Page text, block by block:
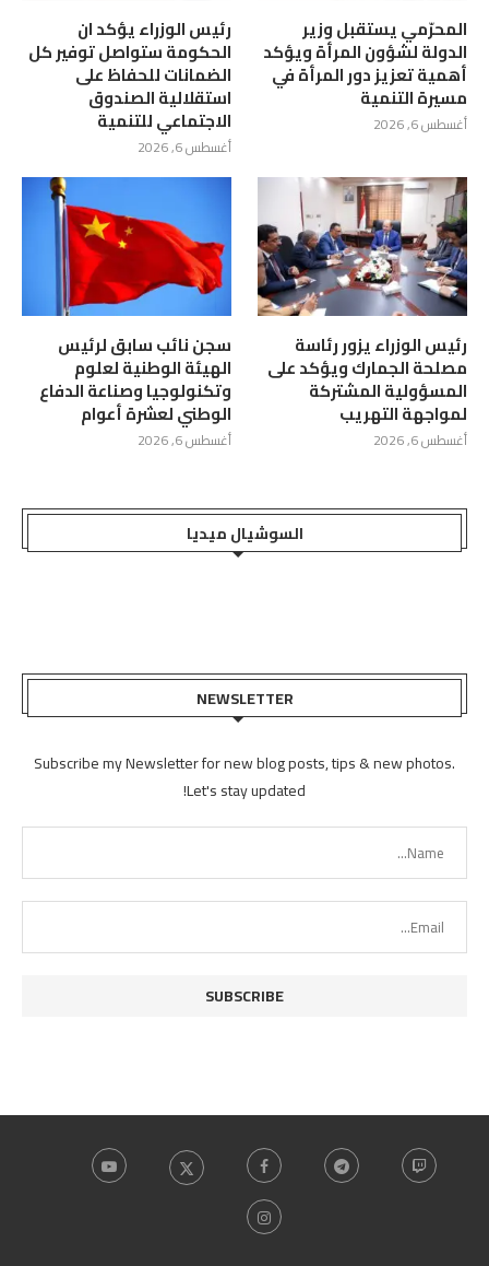
المحرّمي يستقبل وزير
الدولة لشؤون المرأة ويؤكد
أهمية تعزيز دور المرأة في
مسيرة التنمية
أغسطس 6, 2026
رئيس الوزراء يؤكد ان
الحكومة ستواصل توفير كل
الضمانات للحفاظ على
استقلالية الصندوق
الاجتماعي للتنمية
أغسطس 6, 2026
رئيس الوزراء يزور رئاسة
مصلحة الجمارك ويؤكد على
المسؤولية المشتركة
لمواجهة التهريب
أغسطس 6, 2026
سجن نائب سابق لرئيس
الهيئة الوطنية لعلوم
وتكنولوجيا وصناعة الدفاع
الوطني لعشرة أعوام
أغسطس 6, 2026
السوشيال ميديا
NEWSLETTER
Subscribe my Newsletter for new blog posts, tips & new photos.
Let's stay updated!